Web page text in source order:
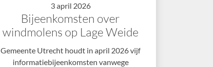
3 april 2026
Bijeenkomsten over
windmolens op Lage Weide
Gemeente Utrecht houdt in april 2026 vijf
informatiebijeenkomsten vanwege